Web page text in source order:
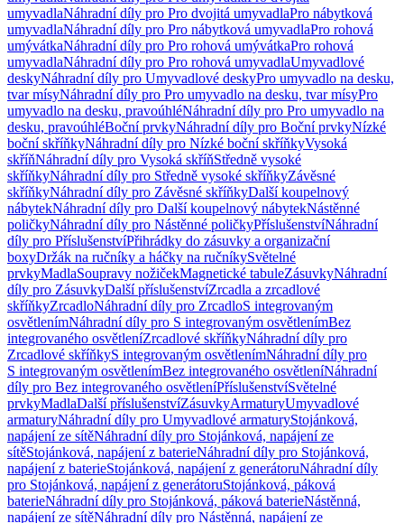
umyvadlaNáhradní díly pro Pro dvojitá umyvadlaPro nábytková
umyvadlaNáhradní díly pro Pro nábytková umyvadlaPro rohová
umývátkaNáhradní díly pro Pro rohová umývátkaPro rohová
umyvadlaNáhradní díly pro Pro rohová umyvadlaUmyvadlové
deskyNáhradní díly pro Umyvadlové deskyPro umyvadlo na desku,
tvar mísyNáhradní díly pro Pro umyvadlo na desku, tvar mísyPro
umyvadlo na desku, pravoúhléNáhradní díly pro Pro umyvadlo na
desku, pravoúhléBoční prvkyNáhradní díly pro Boční prvkyNízké
boční skříňkyNáhradní díly pro Nízké boční skříňkyVysoká
skříňNáhradní díly pro Vysoká skříňStředně vysoké
skříňkyNáhradní díly pro Středně vysoké skříňkyZávěsné
skříňkyNáhradní díly pro Závěsné skříňkyDalší koupelnový
nábytekNáhradní díly pro Další koupelnový nábytekNástěnné
poličkyNáhradní díly pro Nástěnné poličkyPříslušenstvíNáhradní
díly pro PříslušenstvíPřihrádky do zásuvky a organizační
boxyDržák na ručníky a háčky na ručníkySvětelné
prvkyMadlaSoupravy nožičekMagnetické tabuleZásuvkyNáhradní
díly pro ZásuvkyDalší příslušenstvíZrcadla a zrcadlové
skříňkyZrcadloNáhradní díly pro ZrcadloS integrovaným
osvětlenímNáhradní díly pro S integrovaným osvětlenímBez
integrovaného osvětleníZrcadlové skříňkyNáhradní díly pro
Zrcadlové skříňkyS integrovaným osvětlenímNáhradní díly pro
S integrovaným osvětlenímBez integrovaného osvětleníNáhradní
díly pro Bez integrovaného osvětleníPříslušenstvíSvětelné
prvkyMadlaDalší příslušenstvíZásuvkyArmaturyUmyvadlové
armaturyNáhradní díly pro Umyvadlové armaturyStojánková,
napájení ze sítěNáhradní díly pro Stojánková, napájení ze
sítěStojánková, napájení z baterieNáhradní díly pro Stojánková,
napájení z baterieStojánková, napájení z generátoruNáhradní díly
pro Stojánková, napájení z generátoruStojánková, páková
baterieNáhradní díly pro Stojánková, páková baterieNástěnná,
napájení ze sítěNáhradní díly pro Nástěnná, napájení ze